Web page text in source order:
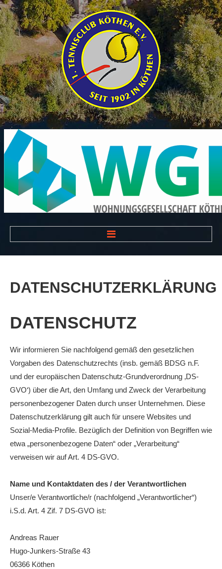
VEREIN
Das Clubhaus
Mitgliedschaft
Downloads
Bespannungsservice
Die Geschichte
Die Sponsoren
Die Fotos
Punktspiele
Punktspiele Wintersaison 2025/2026
Jugend
DATENSCHUTZERKLÄRUNG
DATENSCHUTZ
Wir informieren Sie nachfolgend gemäß den gesetzlichen
Vorgaben des Datenschutzrechts (insb. gemäß BDSG n.F.
und der europäischen Datenschutz-Grundverordnung ‚DS-
GVO‘) über die Art, den Umfang und Zweck der Verarbeitung
personenbezogener Daten durch unser Unternehmen. Diese
Datenschutzerklärung gilt auch für unsere Websites und
Sozial-Media-Profile. Bezüglich der Definition von Begriffen wie
etwa „personenbezogene Daten“ oder „Verarbeitung“
verweisen wir auf Art. 4 DS-GVO.
Name und Kontaktdaten des / der Verantwortlichen
Unser/e Verantwortliche/r (nachfolgend „Verantwortlicher“)
i.S.d. Art. 4 Zif. 7 DS-GVO ist:
Andreas Rauer
Hugo-Junkers-Straße 43
06366 Köthen